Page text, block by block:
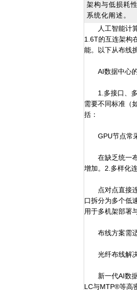
架构与低损耗
系统化阐述。
人工智能计
1.6T的互连架构
能。以下从布线
AI数据中心的
1.多接口、多
需要不同标准（
括：
GPU节点常采
在缺乏统一布
增加。2.多样化
点对点直接连
口拆分为多个低
用于多机架部署
布线方案需适
光纤布线解
新一代AI数据
LC与MTP®等高